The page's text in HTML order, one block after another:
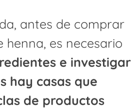
antes de comprar
henna, es necesario
e investigar
hay casas que
de productos